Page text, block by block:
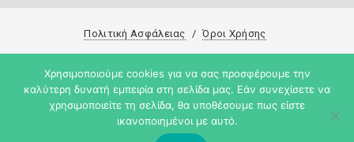
Πολιτική Ασφάλειας Όροι Χρήσης
Copyright 2026 Knowledge A.E.
Χρησιμοποιούμε cookies για να σας προσφέρουμε την
καλύτερη δυνατή εμπειρία στη σελίδα μας. Εάν συνεχίσετε να
χρησιμοποιείτε τη σελίδα, θα υποθέσουμε πως είστε
ικανοποιημένοι με αυτό.